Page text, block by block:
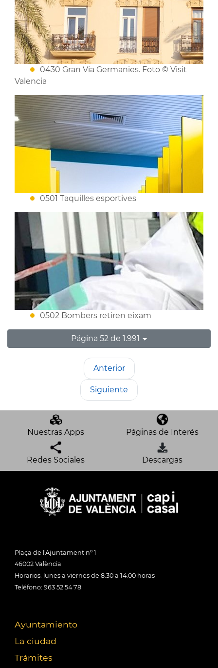
0430 Gran Via Germanies. Foto © Visit
Valencia
0501 Taquilles esportives
0502 Bombers retiren eixam
Página 52 de 1.991
Anterior
Siguiente
Nuestras Apps Páginas de Interés
Redes Sociales Descargas
Plaça de l'Ajuntament nº 1
46002 València
Horarios: lunes a viernes de 8:30 a 14:00 horas
Teléfono: 963 52 54 78
Ayuntamiento
La ciudad
Trámites